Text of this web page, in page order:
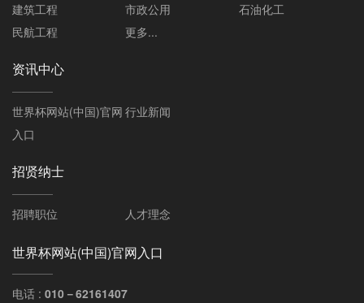
建筑工程 市政公用
石油化工
民航工程
更多...
资讯中心
世界杯网站(中国)官网
入口
行业新闻
招贤纳士
招聘职位 人才理念
世界杯网站(中国)官网入口
电话 : 010－62161407